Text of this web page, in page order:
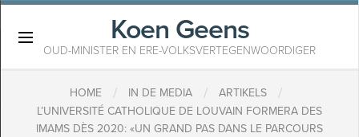
Koen Geens
OUD-MINISTER EN ERE-VOLKSVERTEGENWOORDIGER
HOME / IN DE MEDIA / ARTIKELS /
L’UNIVERSITÉ CATHOLIQUE DE LOUVAIN FORMERA DES
IMAMS DÈS 2020: «UN GRAND PAS DANS LE PARCOURS